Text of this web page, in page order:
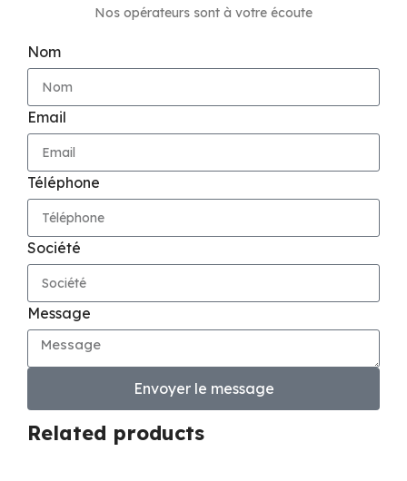
Nos opérateurs sont à votre écoute
Nom
Email
Téléphone
Société
Message
Envoyer le message
Related products